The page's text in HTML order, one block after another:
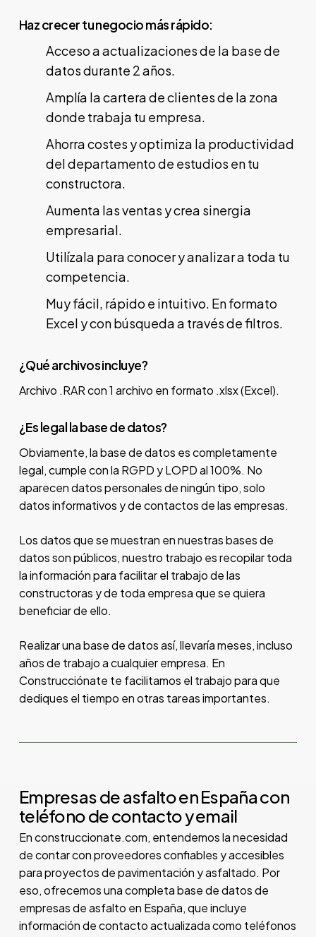
Haz crecer tu negocio más rápido:
Acceso a actualizaciones de la base de
datos durante 2 años.
Amplía la cartera de clientes de la zona
donde trabaja tu empresa.
Ahorra costes y optimiza la productividad
del departamento de estudios en tu
constructora.
Aumenta las ventas y crea sinergia
empresarial.
Utilízala para conocer y analizar a toda tu
competencia.
Muy fácil, rápido e intuitivo. En formato
Excel y con búsqueda a través de filtros.
¿Qué archivos incluye?
Archivo .RAR con 1 archivo en formato .xlsx (Excel).
¿Es legal la base de datos?
Obviamente, la base de datos es completamente
legal, cumple con la RGPD y LOPD al 100%. No
aparecen datos personales de ningún tipo, solo
datos informativos y de contactos de las empresas.
Los datos que se muestran en nuestras bases de
datos son públicos, nuestro trabajo es recopilar toda
la información para facilitar el trabajo de las
constructoras y de toda empresa que se quiera
beneficiar de ello.
Realizar una base de datos así, llevaría meses, incluso
años de trabajo a cualquier empresa. En
Construcciónate te facilitamos el trabajo para que
dediques el tiempo en otras tareas importantes.
Empresas de asfalto en España con
teléfono de contacto y email
En construccionate.com, entendemos la necesidad
de contar con proveedores confiables y accesibles
para proyectos de pavimentación y asfaltado. Por
eso, ofrecemos una completa base de datos de
empresas de asfalto en España, que incluye
información de contacto actualizada como teléfonos